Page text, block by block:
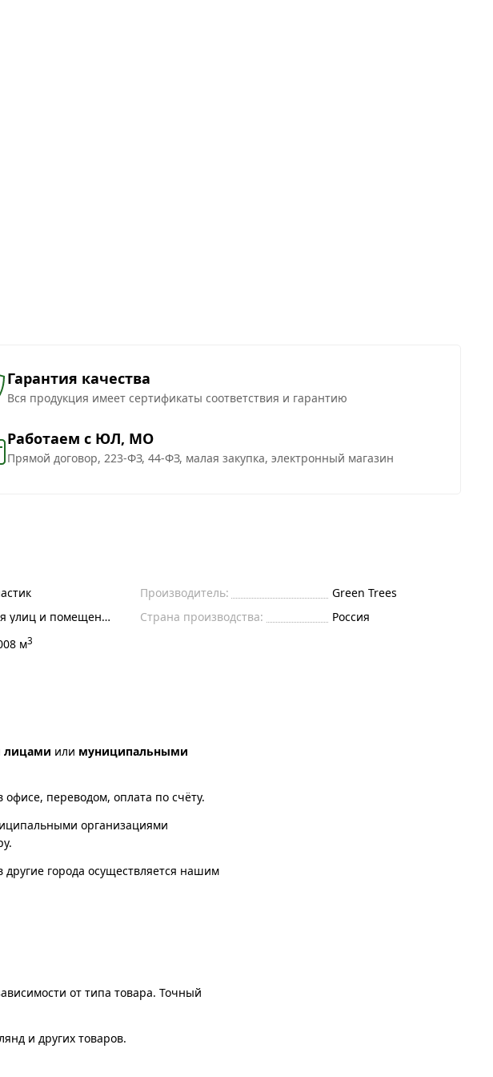
Гарантия качества
Вся продукция имеет сертификаты соответствия и гарантию
Работаем с ЮЛ, МО
Прямой договор, 223-ФЗ, 44-ФЗ, малая закупка, электронный магазин
улиц и помещений
м3
Производитель:
Green Trees
Страна производства:
Россия
лицами или муниципальными
переводом, оплата по счёту.
организациями
города осуществляется нашим
от типа товара. Точный
и других товаров.